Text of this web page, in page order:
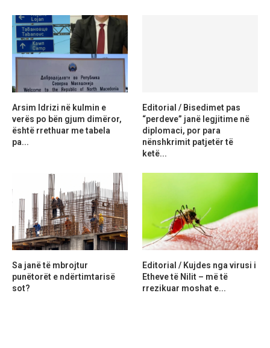
Arsim Idrizi në kulmin e
verës po bën gjum dimëror,
është rrethuar me tabela
pa...
Editorial / Bisedimet pas
“perdeve” janë legjitime në
diplomaci, por para
nënshkrimit patjetër të
ketë...
Sa janë të mbrojtur
punëtorët e ndërtimtarisë
sot?
Editorial / Kujdes nga virusi i
Etheve të Nilit – më të
rrezikuar moshat e...